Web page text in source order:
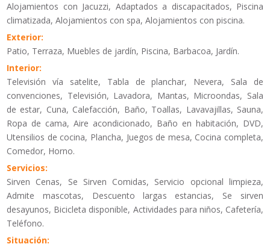
Alojamientos con Jacuzzi, Adaptados a discapacitados, Piscina
climatizada, Alojamientos con spa, Alojamientos con piscina.
Exterior:
Patio, Terraza, Muebles de jardín, Piscina, Barbacoa, Jardín.
Interior:
Televisión vía satelite, Tabla de planchar, Nevera, Sala de
convenciones, Televisión, Lavadora, Mantas, Microondas, Sala
de estar, Cuna, Calefacción, Baño, Toallas, Lavavajillas, Sauna,
Ropa de cama, Aire acondicionado, Baño en habitación, DVD,
Utensilios de cocina, Plancha, Juegos de mesa, Cocina completa,
Comedor, Horno.
Servicios:
Sirven Cenas, Se Sirven Comidas, Servicio opcional limpieza,
Admite mascotas, Descuento largas estancias, Se sirven
desayunos, Bicicleta disponible, Actividades para niños, Cafetería,
Teléfono.
Situación: